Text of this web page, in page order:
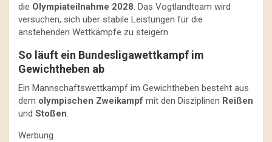
die Olympiateilnahme 2028. Das Vogtlandteam wird
versuchen, sich über stabile Leistungen für die
anstehenden Wettkämpfe zu steigern.
So läuft ein Bundesligawettkampf im
Gewichtheben ab
Ein Mannschaftswettkampf im Gewichtheben besteht aus
dem olympischen Zweikampf mit den Disziplinen Reißen
und Stoßen.
Werbung